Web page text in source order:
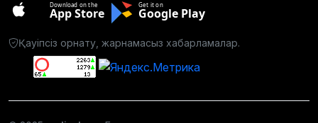
Download on the
App Store
Get it on
Google Play
Қауіпсіз орнату, жарнамасыз хабарламалар.